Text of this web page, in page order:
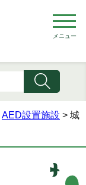
メニュー
AED設置施設 > 城